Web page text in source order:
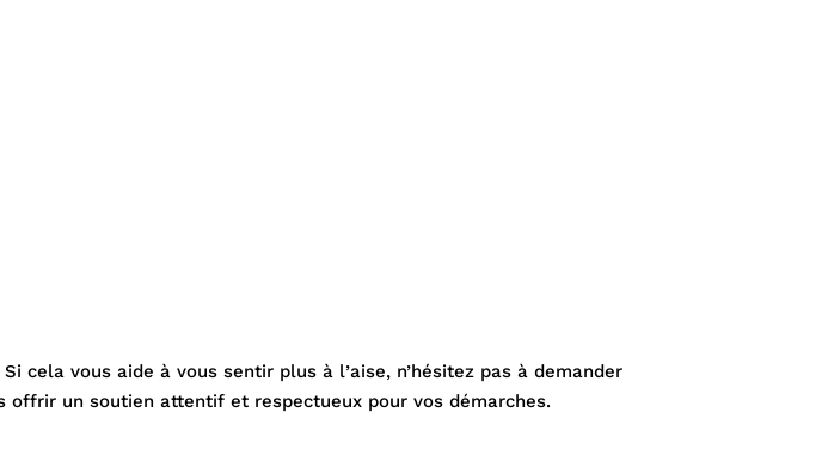
cela vous aide à vous sentir plus à l’aise, n’hésitez pas à demander
offrir un soutien attentif et respectueux pour vos démarches.